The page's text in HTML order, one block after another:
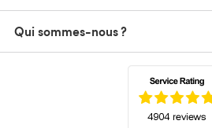
Qui sommes-nous ?